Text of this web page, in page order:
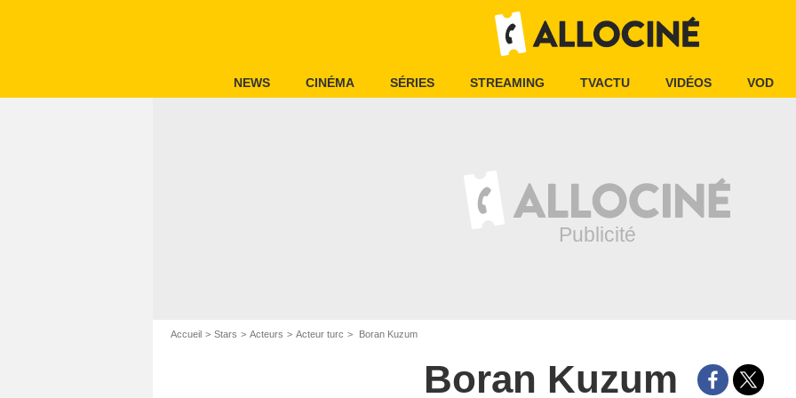
NEWS CINÉMA SÉRIES STREAMING TVACTU VIDÉOS VOD
Accueil Stars Acteurs Acteur turc Boran Kuzum
Boran Kuzum